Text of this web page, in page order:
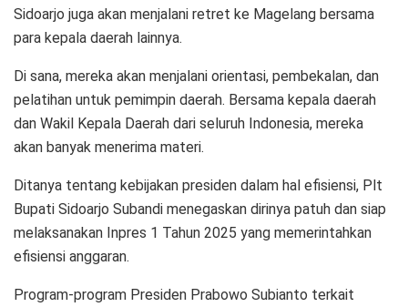
Sidoarjo juga akan menjalani retret ke Magelang bersama
para kepala daerah lainnya.
Di sana, mereka akan menjalani orientasi, pembekalan, dan
pelatihan untuk pemimpin daerah. Bersama kepala daerah
dan Wakil Kepala Daerah dari seluruh Indonesia, mereka
akan banyak menerima materi.
Ditanya tentang kebijakan presiden dalam hal efisiensi, Plt
Bupati Sidoarjo Subandi menegaskan dirinya patuh dan siap
melaksanakan Inpres 1 Tahun 2025 yang memerintahkan
efisiensi anggaran.
Program-program Presiden Prabowo Subianto terkait